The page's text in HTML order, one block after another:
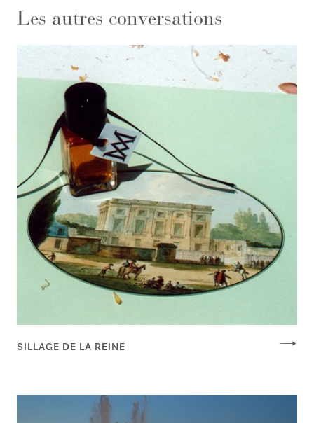
Les autres conversations
SILLAGE DE LA REINE